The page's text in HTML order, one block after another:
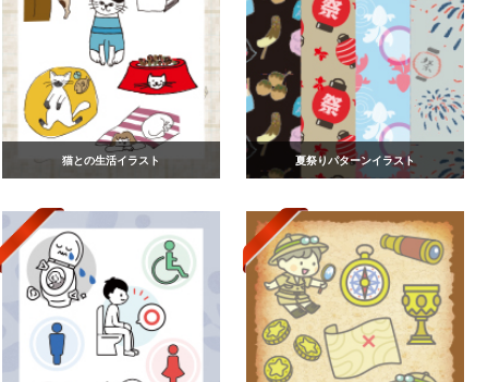
猫との生活イラスト 夏祭りパターンイラスト